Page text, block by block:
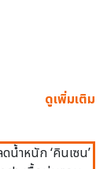
ดูเพิ่มเติม